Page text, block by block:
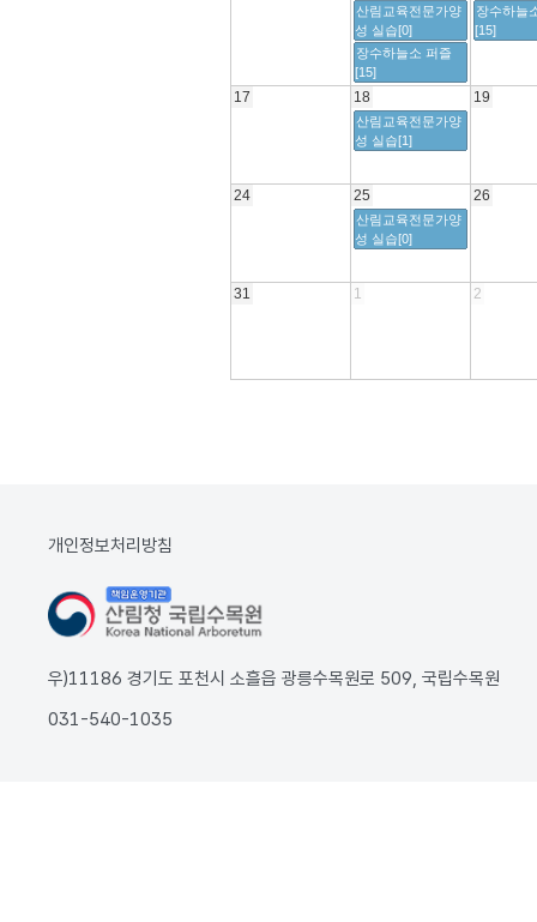
17 18 19
24 25 26
31 1 2
산림교육전문가양
성 실습[0]
장수하늘
[15]
장수하늘소 퍼즐
[15]
산림교육전문가양
성 실습[1]
산림교육전문가양
성 실습[0]
개인정보처리방침
우)11186 경기도 포천시 소흘읍 광릉수목원로 509, 국립수목원
031-540-1035